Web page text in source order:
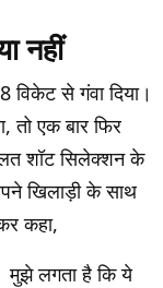
नहीं
विकेट से गंवा दिया।
तो एक बार फिर
शॉट सिलेक्शन के
खिलाड़ी के साथ
कहा,
मुझे लगता है कि ये